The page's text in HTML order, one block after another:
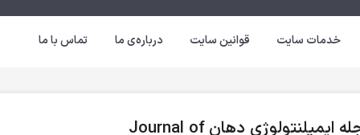
خدمات سایت قوانین سایت درباره‌ی ما تماس با ما
خرید اکانت و دسترسی به پایگاه مجله ایمپلنتولوژی دهان Journal of